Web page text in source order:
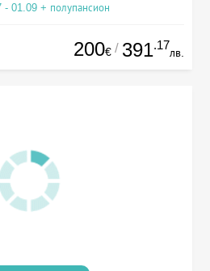
- 01.09 + полупансион
200€ / 391.17
лв.